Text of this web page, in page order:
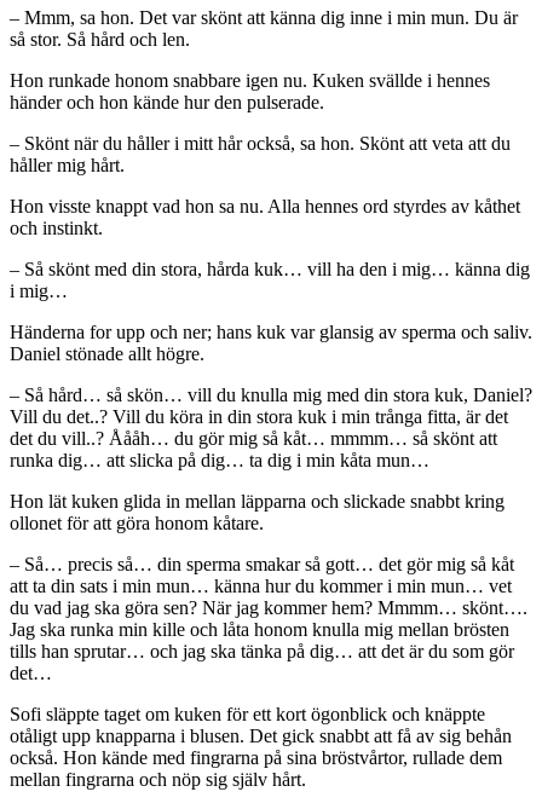
– Mmm, sa hon. Det var skönt att känna dig inne i min mun. Du är
så stor. Så hård och len.
Hon runkade honom snabbare igen nu. Kuken svällde i hennes
händer och hon kände hur den pulserade.
– Skönt när du håller i mitt hår också, sa hon. Skönt att veta att du
håller mig hårt.
Hon visste knappt vad hon sa nu. Alla hennes ord styrdes av kåthet
och instinkt.
– Så skönt med din stora, hårda kuk… vill ha den i mig… känna dig
i mig…
Händerna for upp och ner; hans kuk var glansig av sperma och saliv.
Daniel stönade allt högre.
– Så hård… så skön… vill du knulla mig med din stora kuk, Daniel?
Vill du det..? Vill du köra in din stora kuk i min trånga fitta, är det
det du vill..? Åååh… du gör mig så kåt… mmmm… så skönt att
runka dig… att slicka på dig… ta dig i min kåta mun…
Hon lät kuken glida in mellan läpparna och slickade snabbt kring
ollonet för att göra honom kåtare.
– Så… precis så… din sperma smakar så gott… det gör mig så kåt
att ta din sats i min mun… känna hur du kommer i min mun… vet
du vad jag ska göra sen? När jag kommer hem? Mmmm… skönt….
Jag ska runka min kille och låta honom knulla mig mellan brösten
tills han sprutar… och jag ska tänka på dig… att det är du som gör
det…
Sofi släppte taget om kuken för ett kort ögonblick och knäppte
otåligt upp knapparna i blusen. Det gick snabbt att få av sig behån
också. Hon kände med fingrarna på sina bröstvårtor, rullade dem
mellan fingrarna och nöp sig själv hårt.